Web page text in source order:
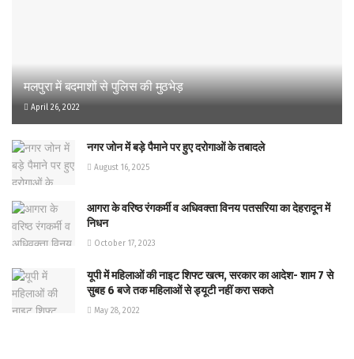
मलपुरा में बदमाशों से पुलिस की मुठभेड़
April 26, 2022
नगर जोन में बड़े पैमाने पर हुए दरोगाओं के तबादले
August 16, 2025
आगरा के वरिष्ठ रंगकर्मी व अधिवक्ता विनय पतसरिया का देहरादून में
निधन
October 17, 2023
यूपी में महिलाओं की नाइट शिफ्ट खत्म, सरकार का आदेश- शाम 7 से
सुबह 6 बजे तक महिलाओं से ड्यूटी नहीं करा सकते
May 28, 2022